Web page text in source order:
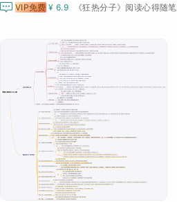
 VIP免费 ¥ 6.9 《狂热分子》阅读心得随笔